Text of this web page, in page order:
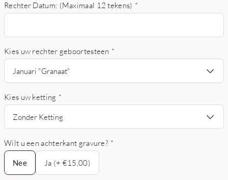
Rechter Datum: (Maximaal 12 tekens) *
Kies uw rechter geboortesteen *
Januari "Granaat"
Kies uw ketting *
Zonder Ketting
Wilt u een achterkant gravure? *
Nee
Nee
Ja (+ €15,00)